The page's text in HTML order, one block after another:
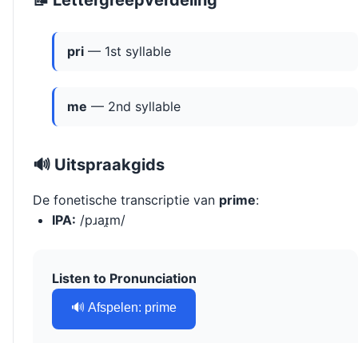
pri — 1st syllable
me — 2nd syllable
🔊 Uitspraakgids
De fonetische transcriptie van prime:
IPA: /pɹaɪ̯m/
Listen to Pronunciation
🔊 Afspelen: prime